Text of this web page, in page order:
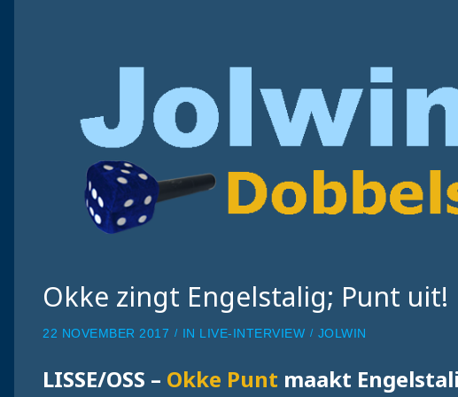
Okke zingt Engelstalig; Punt uit!
22 NOVEMBER 2017 IN LIVE-INTERVIEW JOLWIN
LISSE/OSS – Okke Punt maakt